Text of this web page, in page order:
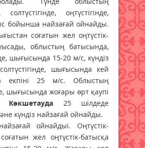
оңтүстігінде,
бойынша найзағай ойнайды.
соғатын жел оңтүстік-
облыстың батысында,
шығысында 15-20 м/с, күндіз
шығысында кей
екпіні 25 м/с. Облыстың
шығысында жоғары өрт қаупі
Көкшетауда 25 шілдеде
күндіз найзағай ойнайды.
ойнайдыі. Оңтүстік-
жел оңтүстік-батысқа